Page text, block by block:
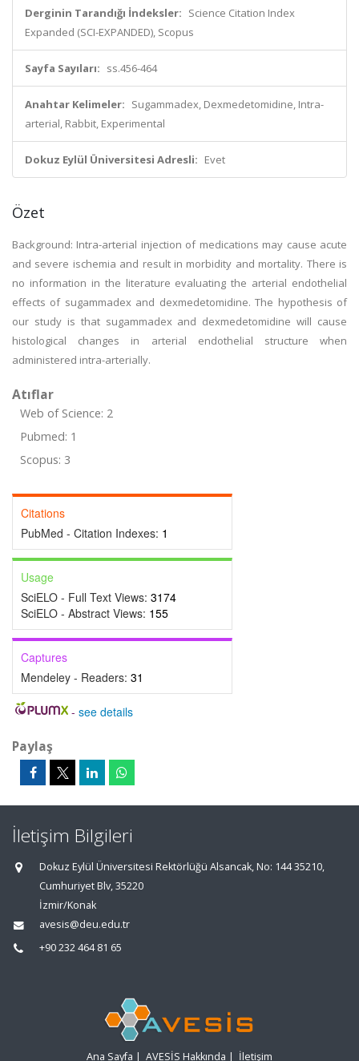
Derginin Tarandığı İndeksler: Science Citation Index
Expanded (SCI-EXPANDED), Scopus
Sayfa Sayıları: ss.456-464
Anahtar Kelimeler: Sugammadex, Dexmedetomidine, Intra-
arterial, Rabbit, Experimental
Dokuz Eylül Üniversitesi Adresli: Evet
Özet
Background: Intra-arterial injection of medications may cause acute
and severe ischemia and result in morbidity and mortality. There is
no information in the literature evaluating the arterial endothelial
effects of sugammadex and dexmedetomidine. The hypothesis of
our study is that sugammadex and dexmedetomidine will cause
histological changes in arterial endothelial structure when
administered intra-arterially.
Atıflar
Web of Science: 2
Pubmed: 1
Scopus: 3
Citations
PubMed - Citation Indexes: 1
Usage
SciELO - Full Text Views: 3174
SciELO - Abstract Views: 155
Captures
Mendeley - Readers: 31
- see details
Paylaş
İletişim Bilgileri
Dokuz Eylül Üniversitesi Rektörlüğü Alsancak, No: 144 35210,
Cumhuriyet Blv, 35220
İzmir/Konak
avesis@deu.edu.tr
+90 232 464 81 65
Ana Sayfa | AVESİS Hakkında | İletişim